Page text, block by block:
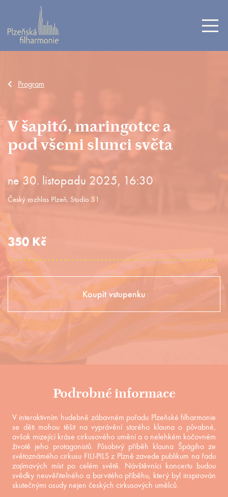
Program
V šapitó, maringotce a
pod všemi slunci světa
ne 30. listopadu 2025, 16:30
Český rozhlas Plzeň, Studio S1
350 Kč
Koupit vstupenku
Podrobné informace
V interaktivním hudebně zábavném pořadu Plzeňské filharmonie
se děti mohou těšit na vyprávění starého klauna o půvabné,
avšak mizející kráse cirkusového umění a o nelehkém kočovném
životě jeho protagonistů. Působivý příběh klauna Špágiho ze
světoznámého cirkusu FILI-PILS z Plzně zavede publikum na řadu
zajímavých míst po celém světě. Návštěvníci koncertu budou
svědky neuvěřitelného a barvitého příběhu, který byl inspirován
skutečnými osudy nejen českých cirkusových umělců.